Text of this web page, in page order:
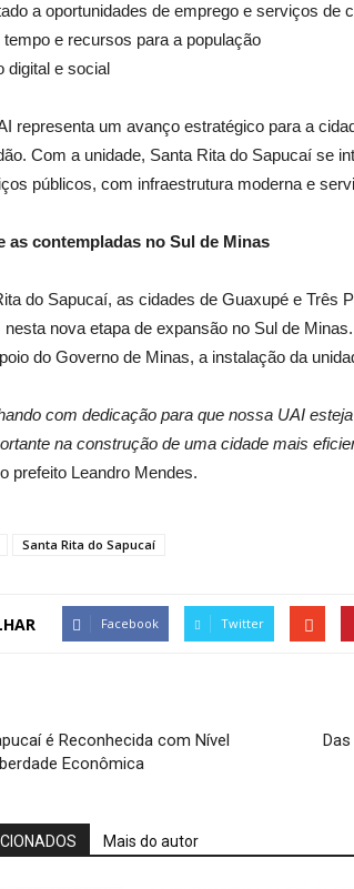
a oportunidades de emprego e serviços de
e recursos para a população
digital e social
representa um avanço estratégico para a
Com a unidade, Santa Rita do Sapucaí se
públicos, com infraestrutura moderna e
as contempladas no Sul de Minas
do Sapucaí, as cidades de Guaxupé e Três
nesta nova etapa de expansão no Sul de
do Governo de Minas, a instalação da
com dedicação para que nossa UAI
na construção de uma cidade mais
prefeito Leandro Mendes.
Santa Rita do Sapucaí
Facebook Twitter
é Reconhecida com Nível
Econômica
Mais do autor